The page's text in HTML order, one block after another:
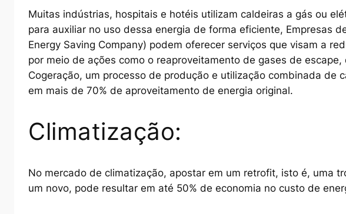
Muitas indústrias, hospitais e hotéis utilizam caldeiras a gás ou
para auxiliar no uso dessa energia de forma eficiente, Empresas
Energy Saving Company) podem oferecer serviços que visam a
por meio de ações como o reaproveitamento de gases de
Cogeração, um processo de produção e utilização combinada de
em mais de 70% de aproveitamento de energia original.
Climatização:
No mercado de climatização, apostar em um retrofit, isto é, uma
um novo, pode resultar em até 50% de economia no custo de